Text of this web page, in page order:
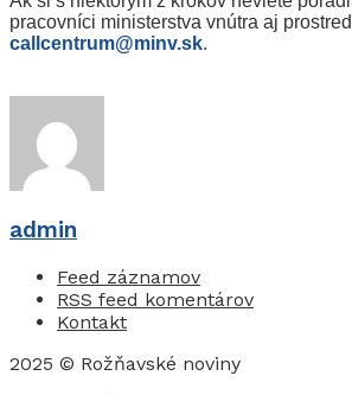
pracovníci ministerstva vnútra aj
callcentrum@minv.sk.
admin
Feed záznamov
RSS feed komentárov
Kontakt
2025 © Rožňavské noviny